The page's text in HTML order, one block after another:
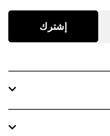
إشترك